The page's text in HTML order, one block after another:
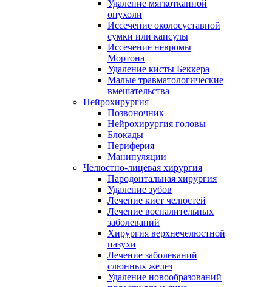
Удаление мягкотканной
опухоли
Иссечение околосуставной
сумки или капсулы
Иссечение невромы
Мортона
Удаление кисты Беккера
Малые травматологические
вмешательства
Нейрохирургия
Позвоночник
Нейрохирургия головы
Блокады
Периферия
Манипуляции
Челюстно-лицевая хирургия
Пародонтальная хирургия
Удаление зубов
Лечение кист челюстей
Лечение воспалительных
заболеваний
Хирургия верхнечелюстной
пазухи
Лечение заболеваний
слюнных желез
Удаление новообразований